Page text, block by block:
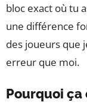
bloc exact où tu
une différence
des joueurs que
erreur que moi.
Pourquoi